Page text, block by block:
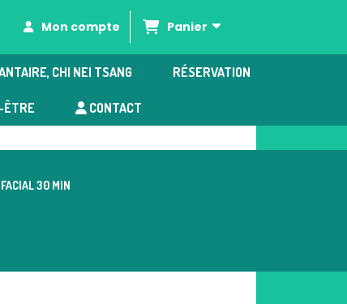
Mon compte Panier
CHI NEI TSANG RÉSERVATION
ÊTRE CONTACT
30 MIN